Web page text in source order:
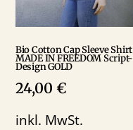
Bio Cotton Cap Sleeve Shirt
MADE IN FREEDOM Script-
Design GOLD
24,00 €
inkl. MwSt.